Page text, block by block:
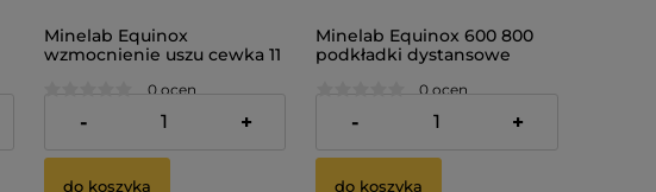
Minelab Equinox
wzmocnienie uszu cewka 11
0 ocen
39,99 zł
- +
do koszyka
Minelab Equinox 600 800
podkładki dystansowe
0 ocen
9,99 zł
- +
do koszyka